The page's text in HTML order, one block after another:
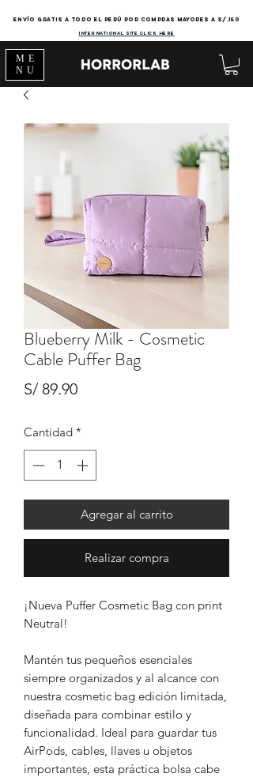
ME
NU
Envío gratis a todo el Perú por compras mayores a s/.150
international site click here
Blueberry Milk - Cosmetic
Cable Puffer Bag
S/ 89.90Precio
Cantidad *
Agregar al carrito
Realizar compra
¡Nueva Puffer Cosmetic Bag con print
Neutral!
Mantén tus pequeños esenciales
siempre organizados y al alcance con
nuestra cosmetic bag edición limitada,
diseñada para combinar estilo y
funcionalidad. Ideal para guardar tus
AirPods, cables, llaves u objetos
importantes, esta práctica bolsa cabe